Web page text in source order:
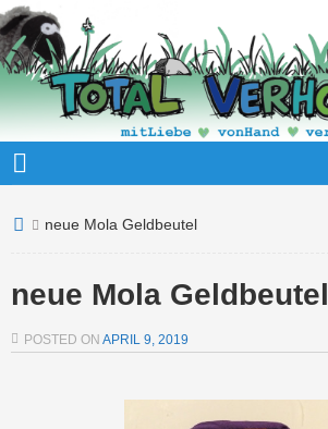
neue Mola Geldbeutel
neue Mola Geldbeutel
POSTED ON APRIL 9, 2019